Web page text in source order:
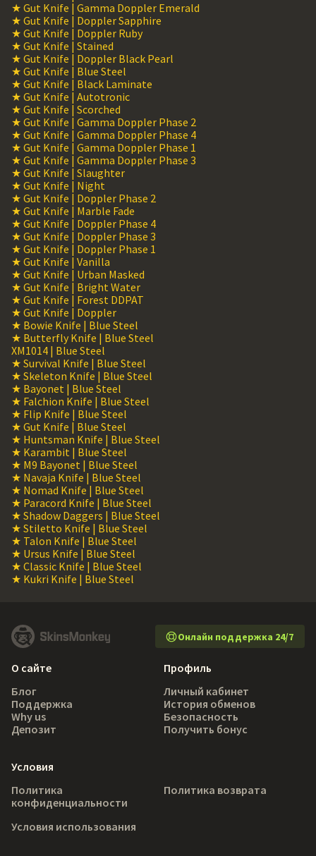
★ Gut Knife | Gamma Doppler Emerald
★ Gut Knife | Doppler Sapphire
★ Gut Knife | Doppler Ruby
★ Gut Knife | Stained
★ Gut Knife | Doppler Black Pearl
★ Gut Knife | Blue Steel
★ Gut Knife | Black Laminate
★ Gut Knife | Autotronic
★ Gut Knife | Scorched
★ Gut Knife | Gamma Doppler Phase 2
★ Gut Knife | Gamma Doppler Phase 4
★ Gut Knife | Gamma Doppler Phase 1
★ Gut Knife | Gamma Doppler Phase 3
★ Gut Knife | Slaughter
★ Gut Knife | Night
★ Gut Knife | Doppler Phase 2
★ Gut Knife | Marble Fade
★ Gut Knife | Doppler Phase 4
★ Gut Knife | Doppler Phase 3
★ Gut Knife | Doppler Phase 1
★ Gut Knife | Vanilla
★ Gut Knife | Urban Masked
★ Gut Knife | Bright Water
★ Gut Knife | Forest DDPAT
★ Gut Knife | Doppler
★ Bowie Knife | Blue Steel
★ Butterfly Knife | Blue Steel
XM1014 | Blue Steel
★ Survival Knife | Blue Steel
★ Skeleton Knife | Blue Steel
★ Bayonet | Blue Steel
★ Falchion Knife | Blue Steel
★ Flip Knife | Blue Steel
★ Gut Knife | Blue Steel
★ Huntsman Knife | Blue Steel
★ Karambit | Blue Steel
★ M9 Bayonet | Blue Steel
★ Navaja Knife | Blue Steel
★ Nomad Knife | Blue Steel
★ Paracord Knife | Blue Steel
★ Shadow Daggers | Blue Steel
★ Stiletto Knife | Blue Steel
★ Talon Knife | Blue Steel
★ Ursus Knife | Blue Steel
★ Classic Knife | Blue Steel
★ Kukri Knife | Blue Steel
Онлайн поддержка 24/7
О сайте
Блог
Поддержка
Why us
Депозит
Профиль
Личный кабинет
История обменов
Безопасность
Получить бонус
Условия
Политика
конфиденциальности
Политика возврата
Условия использования